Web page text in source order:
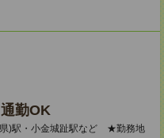
勤OK
県)駅・小金城趾駅など ★勤務地